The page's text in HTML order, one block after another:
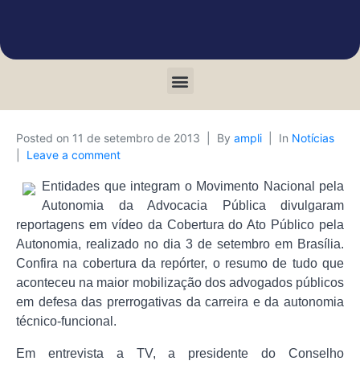
Posted on 11 de setembro de 2013 By ampli In Notícias
Leave a comment
Entidades que integram o Movimento Nacional pela
Autonomia da Advocacia Pública divulgaram
reportagens em vídeo da Cobertura do Ato Público pela
Autonomia, realizado no dia 3 de setembro em Brasília.
Confira na cobertura da repórter, o resumo de tudo que
aconteceu na maior mobilização dos advogados públicos
em defesa das prerrogativas da carreira e da autonomia
técnico-funcional.
Em entrevista a TV, a presidente do Conselho